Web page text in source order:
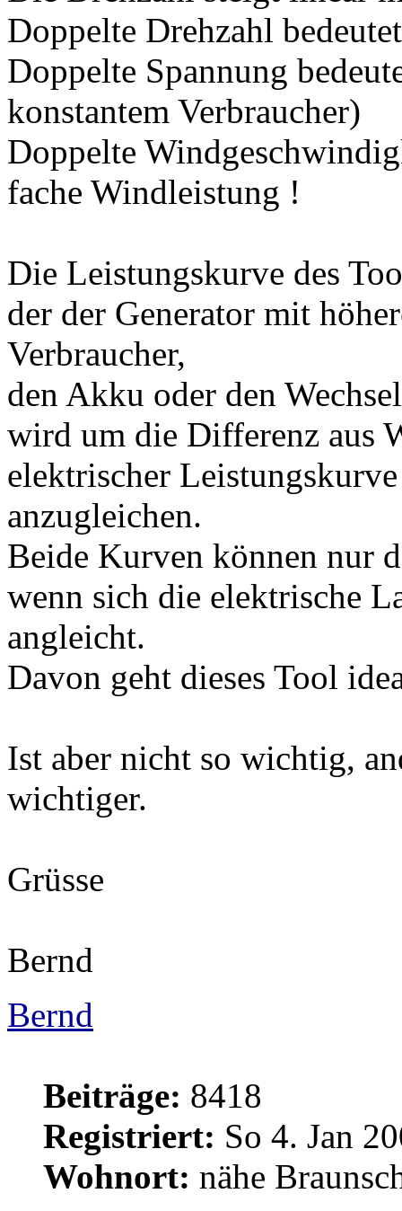
Doppelte Drehzahl
Doppelte Spannung
konstantem Verbraucher)
Doppelte
fache Windleistung !
Die Leistungskurve des
der der Generator mit
Verbraucher,
den Akku oder den
wird um die Differenz aus
elektrischer
anzugleichen.
Beide Kurven können nur
wenn sich die elektrische
angleicht.
Davon geht dieses Tool
Ist aber nicht so wichtig,
wichtiger.
Grüsse
Bernd
Bernd
Beiträge: 8418
Registriert: So 4. Jan
Wohnort: nähe